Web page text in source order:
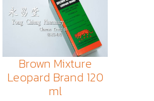
Brown Mixture
Leopard Brand 120
ml